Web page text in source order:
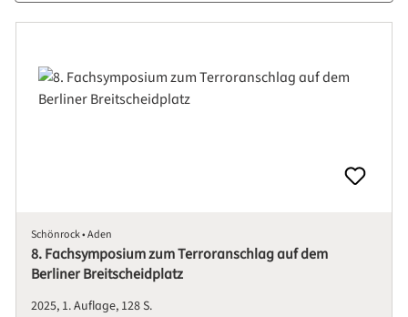
Schönrock • Aden
8. Fachsymposium zum Terroranschlag auf dem
Berliner Breitscheidplatz
2025 1. Auflage 128 S.